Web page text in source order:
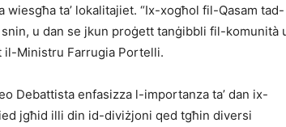
ta’ lokalitajiet. “Ix-xogħol fil-Qasam tad-
u dan se jkun proġett tanġibbli fil-komunità
il-Ministru Farrugia Portelli.
Debattista enfasizza l-importanza ta’ dan ix-
jgħid illi din id-diviżjoni qed tgħin diversi